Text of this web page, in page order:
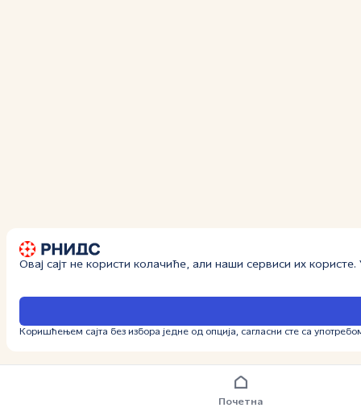
Почетна
Овај сајт не користи колачиће, али наши сервиси их
Коришћењем сајта без избора једне од опција, сагласни сте са